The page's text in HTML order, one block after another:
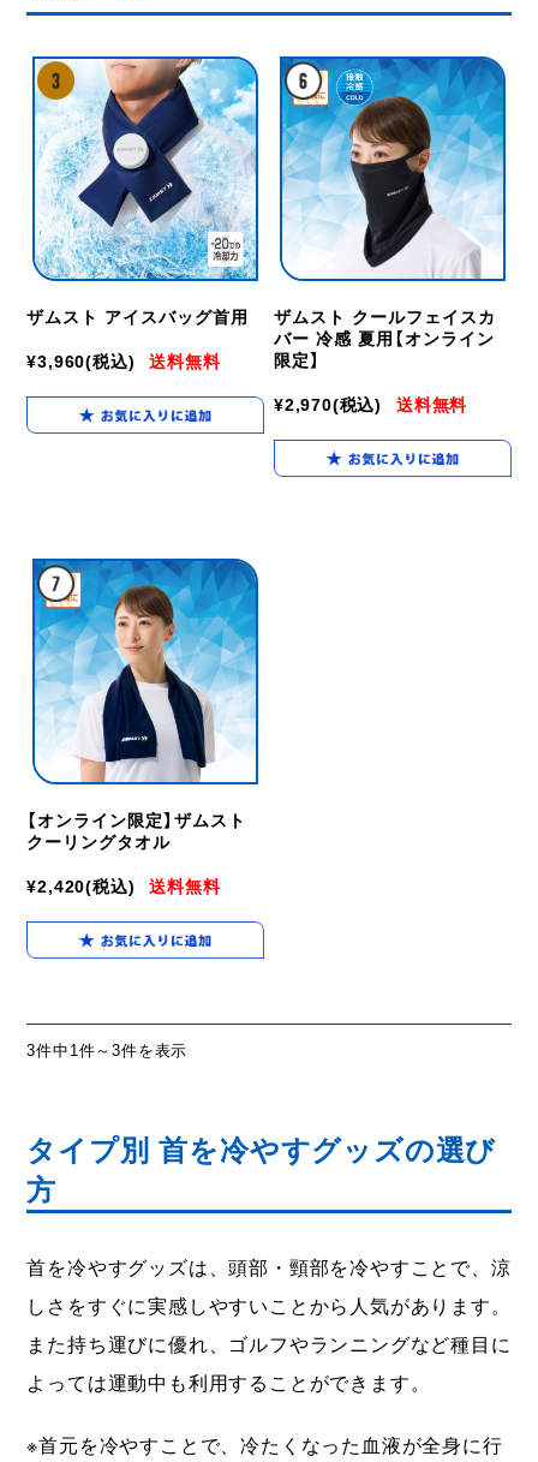
ザムスト アイスバッグ首用
¥3,960(税込) 送料無料
ザムスト クールフェイスカ
バー 冷感 夏用【オンライン
限定】
¥2,970(税込) 送料無料
【オンライン限定】ザムスト
クーリングタオル
¥2,420(税込) 送料無料
3件中1件～3件を表示
タイプ別 首を冷やすグッズの選び
方
首を冷やすグッズは、頭部・頸部を冷やすことで、涼
しさをすぐに実感しやすいことから人気があります。
また持ち運びに優れ、ゴルフやランニングなど種目に
よっては運動中も利用することができます。
※首元を冷やすことで、冷たくなった血液が全身に行